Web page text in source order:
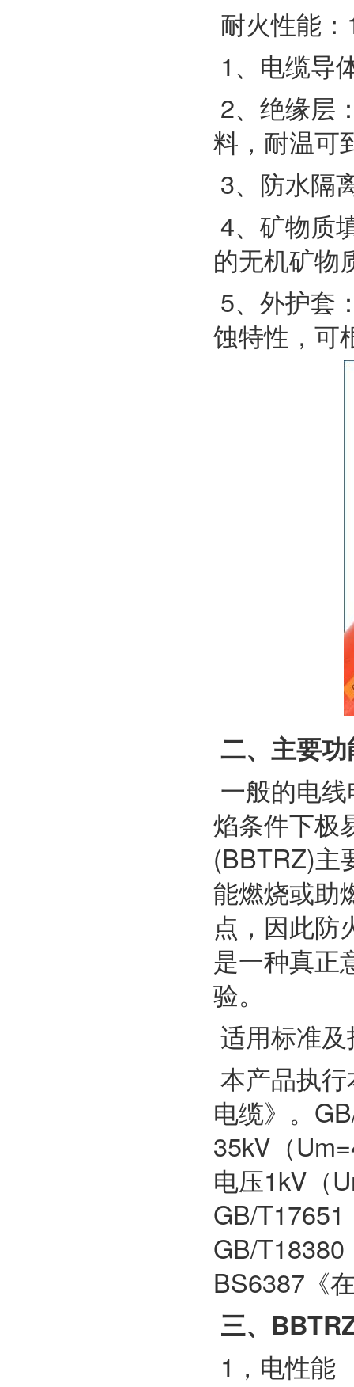
耐火性能
1、电缆导
2、绝缘层
料，耐温
3、防水隔
4、矿物质
的无机矿物
5、外护套
蚀特性，可
二、主要
一般的电
焰条件下极
(BBTRZ)主
能燃烧或助
点，因此防
是一种真正
验。
适用标准
本产品执
电缆》。
35kV（
电压1kV（
GB/T17651
GB/T18380
BS6387《
三、
1，电性能